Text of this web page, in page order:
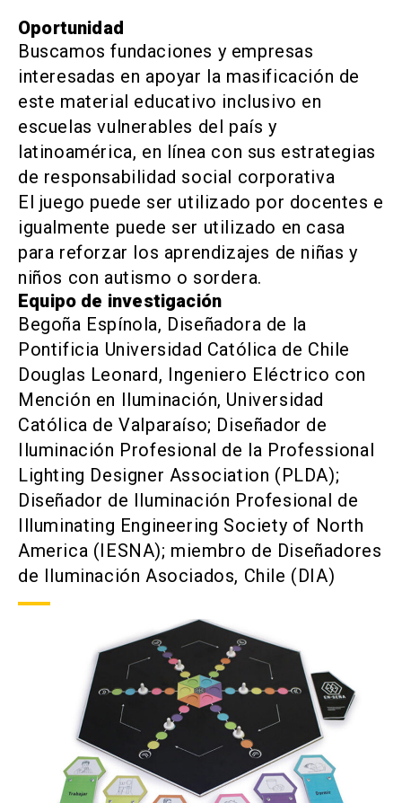
Oportunidad
Buscamos fundaciones y empresas
interesadas en apoyar la masificación de
este material educativo inclusivo en
escuelas vulnerables del país y
latinoamérica, en línea con sus estrategias
de responsabilidad social corporativa
El juego puede ser utilizado por docentes e
igualmente puede ser utilizado en casa
para reforzar los aprendizajes de niñas y
niños con autismo o sordera.
Equipo de investigación
Begoña Espínola, Diseñadora de la
Pontificia Universidad Católica de Chile
Douglas Leonard, Ingeniero Eléctrico con
Mención en Iluminación, Universidad
Católica de Valparaíso; Diseñador de
Iluminación Profesional de la Professional
Lighting Designer Association (PLDA);
Diseñador de Iluminación Profesional de
Illuminating Engineering Society of North
America (IESNA); miembro de Diseñadores
de Iluminación Asociados, Chile (DIA)